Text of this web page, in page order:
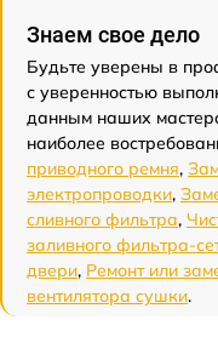
Знаем свое дело
Будьте уверены в
с уверенностью
данным наших
наиболее
приводного ремня,
электропроводки,
сливного фильтра,
заливного фильтра-
двери, Ремонт или
вентилятора сушки.